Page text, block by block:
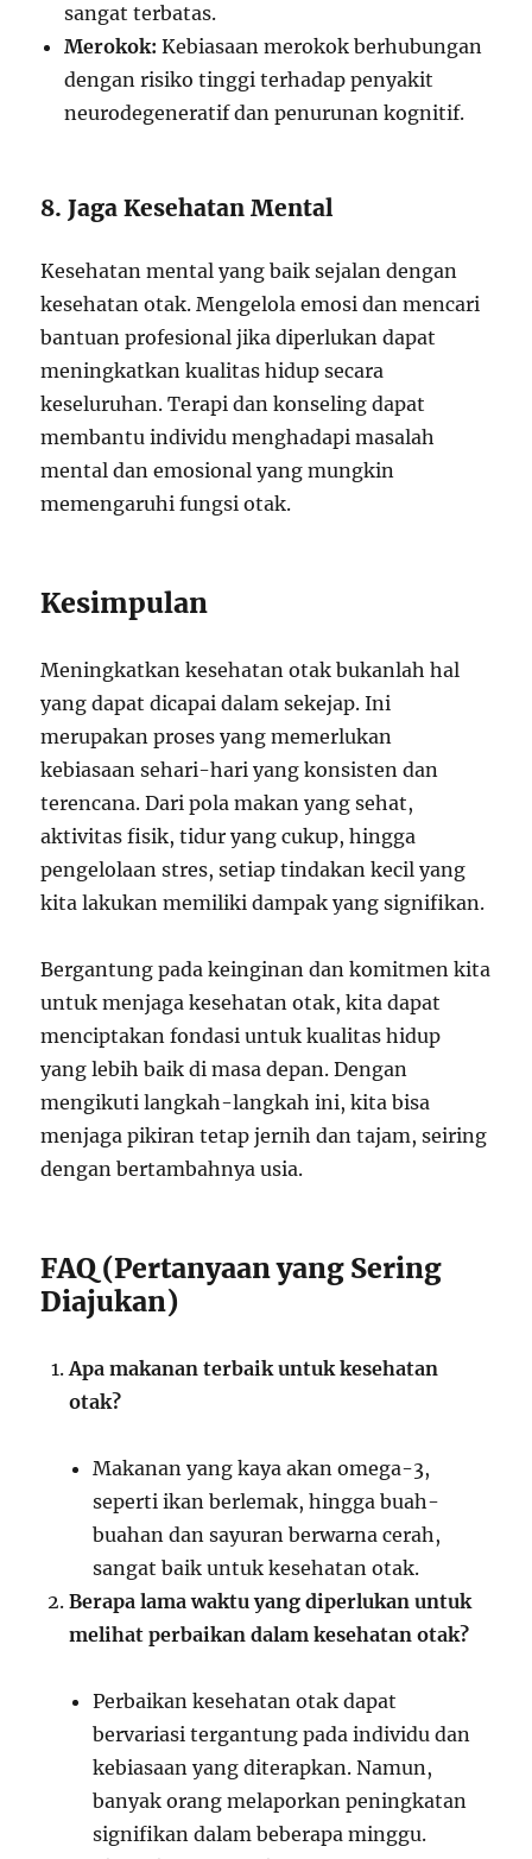
sangat terbatas.
Merokok: Kebiasaan merokok berhubungan
dengan risiko tinggi terhadap penyakit
neurodegeneratif dan penurunan kognitif.
8. Jaga Kesehatan Mental
Kesehatan mental yang baik sejalan dengan
kesehatan otak. Mengelola emosi dan mencari
bantuan profesional jika diperlukan dapat
meningkatkan kualitas hidup secara
keseluruhan. Terapi dan konseling dapat
membantu individu menghadapi masalah
mental dan emosional yang mungkin
memengaruhi fungsi otak.
Kesimpulan
Meningkatkan kesehatan otak bukanlah hal
yang dapat dicapai dalam sekejap. Ini
merupakan proses yang memerlukan
kebiasaan sehari-hari yang konsisten dan
terencana. Dari pola makan yang sehat,
aktivitas fisik, tidur yang cukup, hingga
pengelolaan stres, setiap tindakan kecil yang
kita lakukan memiliki dampak yang signifikan.
Bergantung pada keinginan dan komitmen kita
untuk menjaga kesehatan otak, kita dapat
menciptakan fondasi untuk kualitas hidup
yang lebih baik di masa depan. Dengan
mengikuti langkah-langkah ini, kita bisa
menjaga pikiran tetap jernih dan tajam, seiring
dengan bertambahnya usia.
FAQ (Pertanyaan yang Sering
Diajukan)
Apa makanan terbaik untuk kesehatan
otak?
Makanan yang kaya akan omega-3,
seperti ikan berlemak, hingga buah-
buahan dan sayuran berwarna cerah,
sangat baik untuk kesehatan otak.
Berapa lama waktu yang diperlukan untuk
melihat perbaikan dalam kesehatan otak?
Perbaikan kesehatan otak dapat
bervariasi tergantung pada individu dan
kebiasaan yang diterapkan. Namun,
banyak orang melaporkan peningkatan
signifikan dalam beberapa minggu.